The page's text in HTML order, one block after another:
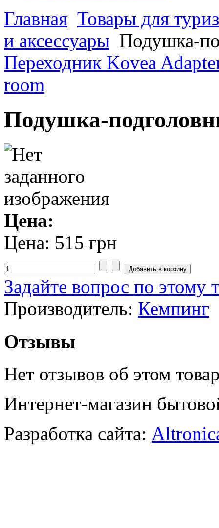
Главная Товары для
и аксессуары Подушка-
Переходник Kovea
room
Подушка-
Цена:
Цена: 515 грн
Задайте вопрос по этому
Производитель: Кемпинг
Отзывы
Нет отзывов об этом
Интернет-магазин
Разработка сайта: